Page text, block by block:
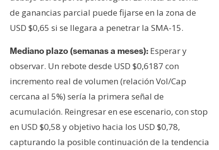
de ganancias parcial puede fijarse en la zona de
USD $0,65 si se llegara a penetrar la SMA-15.
Mediano plazo (semanas a meses): Esperar y
observar. Un rebote desde USD $0,6187 con
incremento real de volumen (relación Vol/Cap
cercana al 5%) sería la primera señal de
acumulación. Reingresar en ese escenario, con stop
en USD $0,58 y objetivo hacia los USD $0,78,
capturando la posible continuación de la tendencia